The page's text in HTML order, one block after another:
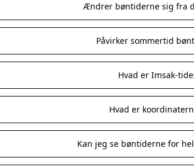
Ændrer bøntiderne sig fra
Påvirker sommertid
Hvad er Imsak-
Hvad er
Kan jeg se bøntiderne for